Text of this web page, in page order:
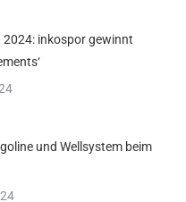
2024: inkospor gewinnt
und Wellsystem beim